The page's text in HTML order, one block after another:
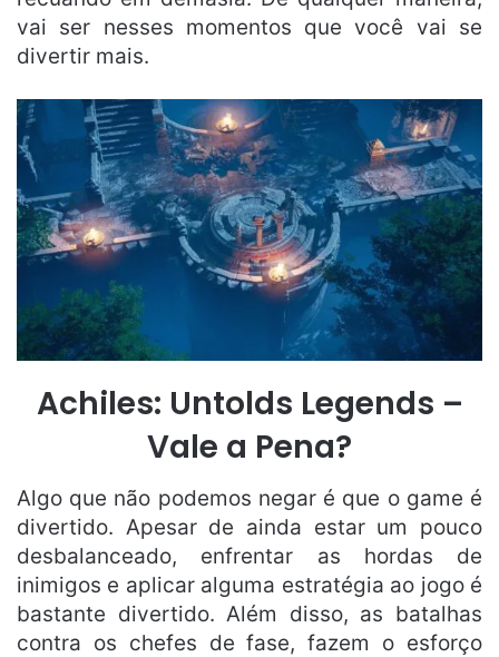
vai ser nesses momentos que você vai se
divertir mais.
Achiles: Untolds Legends –
Vale a Pena?
Algo que não podemos negar é que o game é
divertido. Apesar de ainda estar um pouco
desbalanceado, enfrentar as hordas de
inimigos e aplicar alguma estratégia ao jogo é
bastante divertido. Além disso, as batalhas
contra os chefes de fase, fazem o esforço